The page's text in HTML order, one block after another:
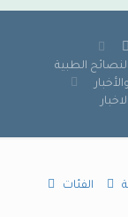
النصائح الطبية
والأخبار
الاخبار
الفئات